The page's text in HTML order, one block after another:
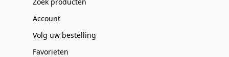
Account
Volg uw bestelling
Favorieten